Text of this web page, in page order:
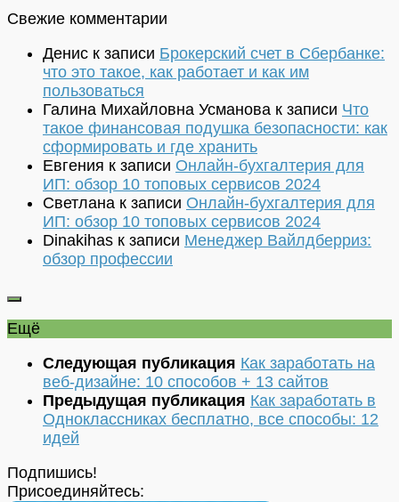
Свежие комментарии
Денис к записи Брокерский счет в Сбербанке:
что это такое, как работает и как им
пользоваться
Галина Михайловна Усманова к записи Что
такое финансовая подушка безопасности: как
сформировать и где хранить
Евгения к записи Онлайн-бухгалтерия для
ИП: обзор 10 топовых сервисов 2024
Светлана к записи Онлайн-бухгалтерия для
ИП: обзор 10 топовых сервисов 2024
Dinakihas к записи Менеджер Вайлдберриз:
обзор профессии
Ещё
Следующая публикация Как заработать на
веб-дизайне: 10 способов + 13 сайтов
Предыдущая публикация Как заработать в
Одноклассниках бесплатно, все способы: 12
идей
Подпишись!
Присоединяйтесь: